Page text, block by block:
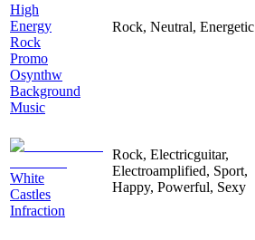
High
Energy
Rock
Promo
Osynthw
Background
Music
Rock, Neutral, Energetic
White
Castles
Infraction
Rock, Electricguitar,
Electroamplified, Sport,
Happy, Powerful, Sexy